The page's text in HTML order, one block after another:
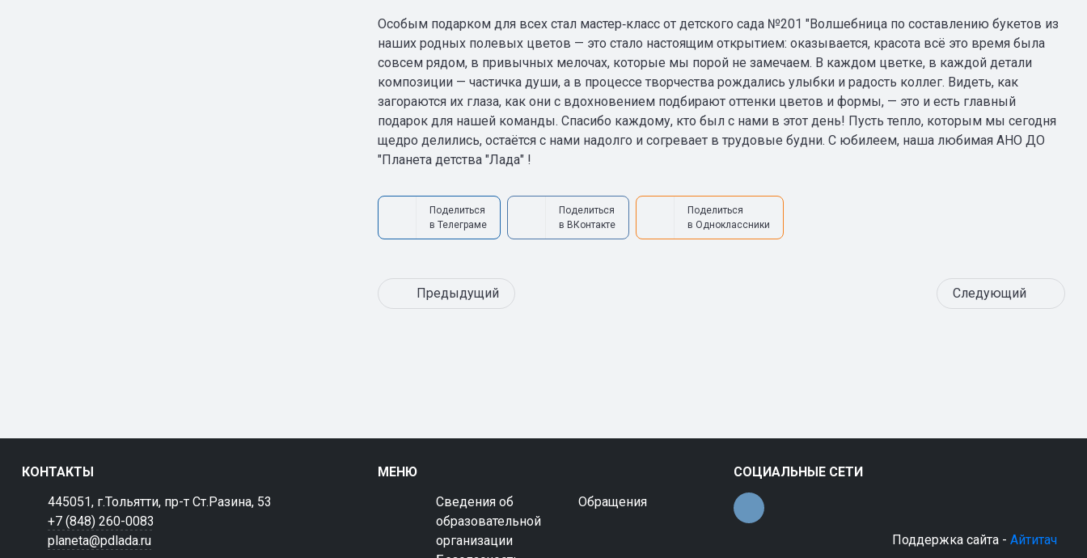
Особым подарком для всех стал мастер‑класс от детского сада №201 "Волшебница по составлению букетов из
наших родных полевых цветов — это стало настоящим открытием: оказывается, красота всё это время была
совсем рядом, в привычных мелочах, которые мы порой не замечаем. В каждом цветке, в каждой детали
композиции — частичка души, а в процессе творчества рождались улыбки и радость коллег. Видеть, как
загораются их глаза, как они с вдохновением подбирают оттенки цветов и формы, — это и есть главный
подарок для нашей команды. Спасибо каждому, кто был с нами в этот день! Пусть тепло, которым мы сегодня
щедро делились, остаётся с нами надолго и согревает в трудовые будни. С юбилеем, наша любимая АНО ДО
"Планета детства "Лада" !
Поделиться
в Телеграме
Поделиться
в ВКонтакте
Поделиться
в Одноклассники
Предыдущий Следующий
КОНТАКТЫ
445051, г.Тольятти, пр-т Ст.Разина, 53
+7 (848) 260-0083
planeta@pdlada.ru
МЕНЮ
Сведения об
образовательной
организации
Обращения
СОЦИАЛЬНЫЕ СЕТИ
Поддержка сайта - Айтитач